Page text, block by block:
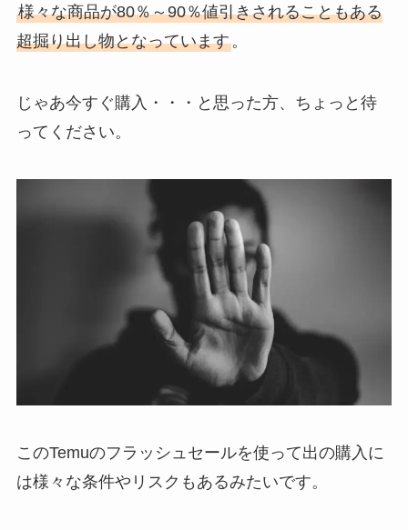
様々な商品が80％～90％値引きされることもある
超掘り出し物となっています。
じゃあ今すぐ購入・・・と思った方、ちょっと待
ってください。
このTemuのフラッシュセールを使って出の購入に
は様々な条件やリスクもあるみたいです。